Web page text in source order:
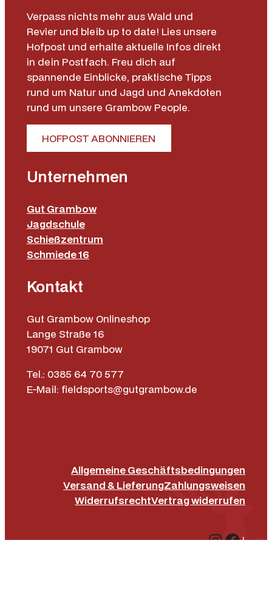
Verpass nichts mehr aus Wald und
Revier und bleib up to date! Lies unsere
Hofpost und erhalte aktuelle Infos direkt
in dein Postfach. Freu dich auf
spannende Einblicke, praktische Tipps
rund um Natur und Jagd und Anekdoten
rund um unsere Grambow People.
HOFPOST ABONNIEREN
Unternehmen
Gut Grambow
Jagdschule
Schießzentrum
Schmiede 16
Kontakt
Gut Grambow Onlineshop
Lange Straße 16
19071 Gut Grambow
Tel.: 0385 64 70 577
E-Mail: fieldsports@gutgrambow.de
Allgemeine Geschäftsbedingungen
Versand & LieferungZahlungsweisen
WiderrufsrechtVertrag widerrufen
|